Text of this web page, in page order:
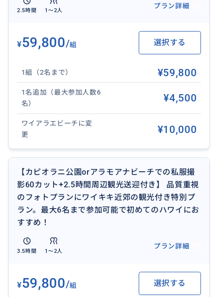
ハワイらしさ全開の2つのスポットから、お好みの場所
カピオラニパーク: ダイヤモンドヘッドの麓の緑豊かな
公園で。雄大な景色を写真に。
きいたハワイの開放感を満喫。
オプション：ワイアラエビーチへの変更も可能です
（追加料金）。
安心の送迎付き＆手軽な私服撮影
慣れない土地でも安心の送迎サービス付き。ドレスア
ップ不要のカジュアルフォトなので、気軽に参加いた
旅行など、あらゆるシーンに対応できるフォトツアーで
す。
お一人様も大歓迎！満足の納品枚数
お一人でのポートレート撮影も同額で承ります。その
分、カット数を増やし、「極力多くの写真をお渡しす
る」よう努めております。自分へのご褒美や、特別な
【こんな方におすすめ】
2.5時間 1〜2人
プラン詳細
¥59,800/組 選択する
1組（2名まで） ¥59,800
1名追加（最大参加人数6
名）
¥4,500
ワイアラエビーチに変
更
¥10,000
【カピオラニ公園orアラモアナビーチでの私服撮
影60カット+2.5時間周辺観光送迎付き】 品質重視
のフォトプランにワイキキ近郊の観光付き特別プ
ラン。最大6名まで参加可能で初めてのハワイにお
すすめ！
3.5時間 1〜2人
プラン詳細
¥59,800/組 選択する